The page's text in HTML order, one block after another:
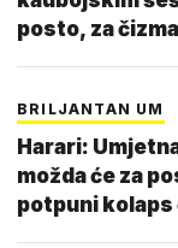
posto, za
BRILJANTAN UM
Harari:
možda će za
potpuni